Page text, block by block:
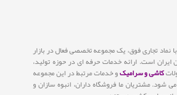
نماد تجاری فوق، یک مجموعه تخصصی فعال در بازار
است. ارائه خدمات حرفه ای در حوزه تولید،
کاشی و سرامیکو خدمات مرتبط در این مجموعه
مشتریان ما فروشگاه داران، انبوه سازان و